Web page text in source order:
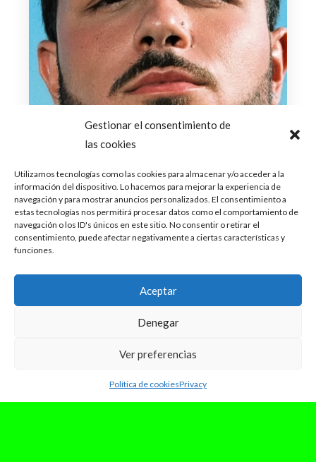
Gestionar el consentimiento de
las cookies
Utilizamos tecnologías como las cookies para almacenar y/o acceder a la
información del dispositivo. Lo hacemos para mejorar la experiencia de
navegación y para mostrar anuncios personalizados. El consentimiento a
estas tecnologías nos permitirá procesar datos como el comportamiento de
navegación o los ID's únicos en este sitio. No consentir o retirar el
consentimiento, puede afectar negativamente a ciertas características y
funciones.
Aceptar
Denegar
Ver preferencias
Política de cookiesPrivacy